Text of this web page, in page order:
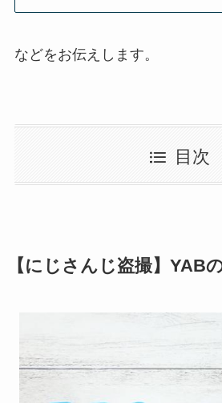
などをお伝えします。
目次
【にじさんじ盗撮】YAB